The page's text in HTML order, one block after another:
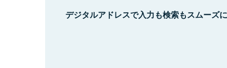
デジタルアドレスで入力も検索もスムーズ